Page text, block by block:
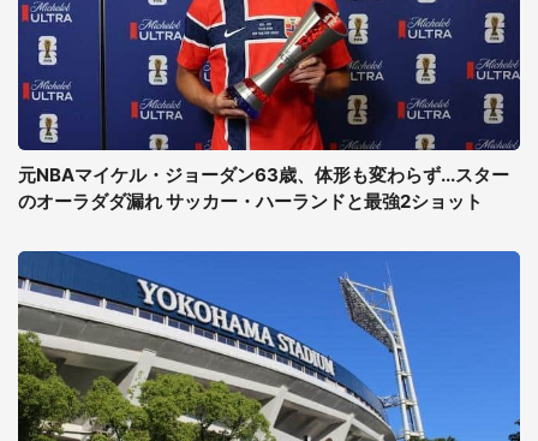
元NBAマイケル・ジョーダン63歳、体形も変わらず...スター
のオーラダダ漏れ サッカー・ハーランドと最強2ショット